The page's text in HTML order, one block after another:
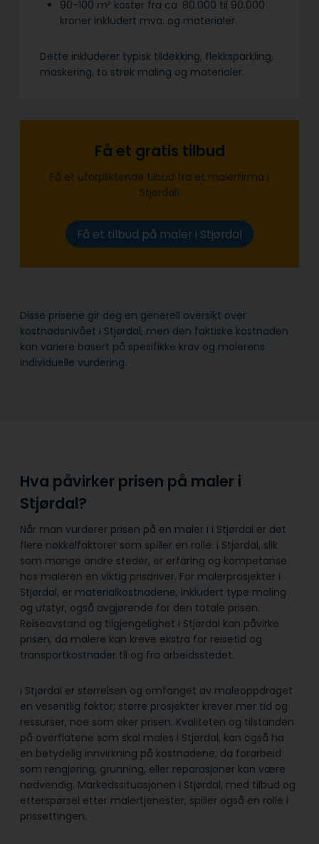
90-100 m² koster fra ca. 80.000 til 90.000
kroner inkludert mva. og materialer.
Dette inkluderer typisk tildekking, flekksparkling,
maskering, to strøk maling og materialer.
Få et gratis tilbud
Få et uforpliktende tilbud fra et malerfirma i
Stjørdal!
Få et tilbud på maler i Stjørdal
Disse prisene gir deg en generell oversikt over
kostnadsnivået i Stjørdal, men den faktiske kostnaden
kan variere basert på spesifikke krav og malerens
individuelle vurdering.
Hva påvirker prisen på maler i
Stjørdal?
Når man vurderer prisen på en maler i i Stjørdal er det
flere nøkkelfaktorer som spiller en rolle. i Stjørdal, slik
som mange andre steder, er erfaring og kompetanse
hos maleren en viktig prisdriver. For malerprosjekter i
Stjørdal, er materialkostnadene, inkludert type maling
og utstyr, også avgjørende for den totale prisen.
Reiseavstand og tilgjengelighet i Stjørdal kan påvirke
prisen, da malere kan kreve ekstra for reisetid og
transportkostnader til og fra arbeidsstedet.
i Stjørdal er størrelsen og omfanget av maleoppdraget
en vesentlig faktor; større prosjekter krever mer tid og
ressurser, noe som øker prisen. Kvaliteten og tilstanden
på overflatene som skal males i Stjørdal, kan også ha
en betydelig innvirkning på kostnadene, da forarbeid
som rengjøring, grunning, eller reparasjoner kan være
nødvendig. Markedssituasjonen i Stjørdal, med tilbud og
etterspørsel etter malertjenester, spiller også en rolle i
prissettingen.